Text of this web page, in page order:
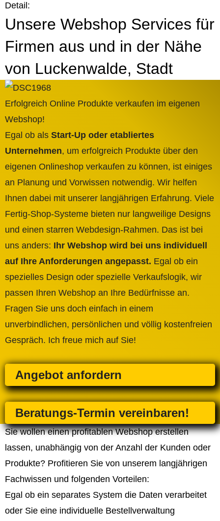
Detail:
Unsere Webshop Services für
Firmen aus und in der Nähe
von Luckenwalde, Stadt
Erfolgreich Online Produkte verkaufen im eigenen
Webshop!
Egal ob als Start-Up oder etabliertes
Unternehmen, um erfolgreich Produkte über den
eigenen Onlineshop verkaufen zu können, ist einiges
an Planung und Vorwissen notwendig. Wir helfen
Ihnen dabei mit unserer langjährigen Erfahrung. Viele
Fertig-Shop-Systeme bieten nur langweilige Designs
und einen starren Webdesign-Rahmen. Das ist bei
uns anders: Ihr Webshop wird bei uns individuell
auf Ihre Anforderungen angepasst. Egal ob ein
spezielles Design oder spezielle Verkaufslogik, wir
passen Ihren Webshop an Ihre Bedürfnisse an.
Fragen Sie uns doch einfach in einem
unverbindlichen, persönlichen und völlig kostenfreien
Gespräch. Ich freue mich auf Sie!
Angebot anfordern
Beratungs-Termin vereinbaren!
Sie wollen einen profitablen Webshop erstellen
lassen, unabhängig von der Anzahl der Kunden oder
Produkte? Profitieren Sie von unserem langjährigen
Fachwissen und folgenden Vorteilen:
Egal ob ein separates System die Daten verarbeitet
oder Sie eine individuelle Bestellverwaltung